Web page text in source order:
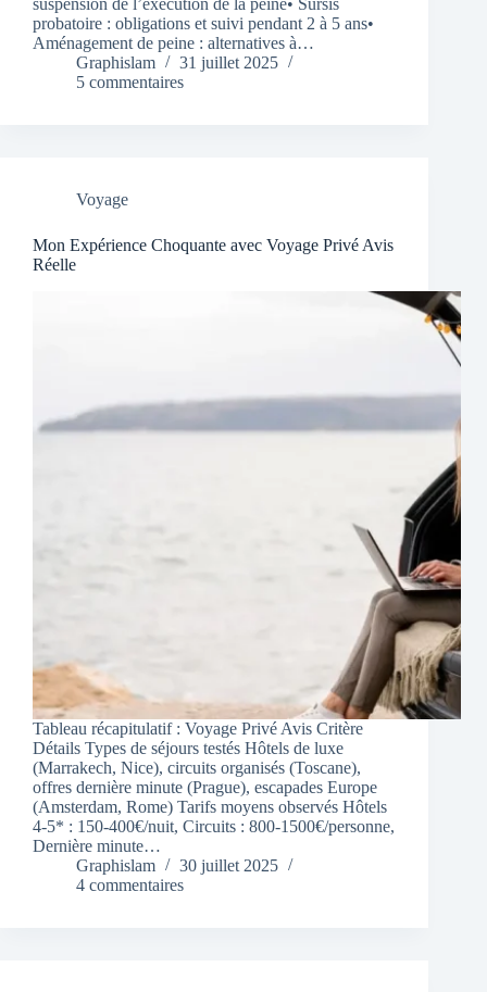
suspension de l’exécution de la peine• Sursis
probatoire : obligations et suivi pendant 2 à 5 ans•
Aménagement de peine : alternatives à…
Graphislam
31 juillet 2025
5 commentaires
Voyage
Mon Expérience Choquante avec Voyage Privé Avis
Réelle
Tableau récapitulatif : Voyage Privé Avis Critère
Détails Types de séjours testés Hôtels de luxe
(Marrakech, Nice), circuits organisés (Toscane),
offres dernière minute (Prague), escapades Europe
(Amsterdam, Rome) Tarifs moyens observés Hôtels
4-5* : 150-400€/nuit, Circuits : 800-1500€/personne,
Dernière minute…
Graphislam
30 juillet 2025
4 commentaires